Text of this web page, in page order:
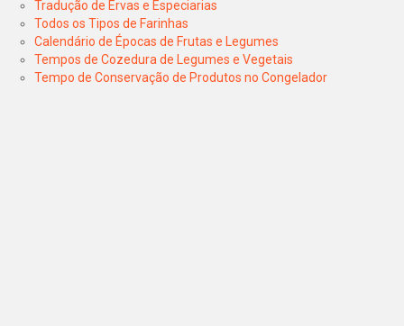
Tradução de Ervas e Especiarias
Todos os Tipos de Farinhas
Calendário de Épocas de Frutas e Legumes
Tempos de Cozedura de Legumes e Vegetais
Tempo de Conservação de Produtos no Congelador